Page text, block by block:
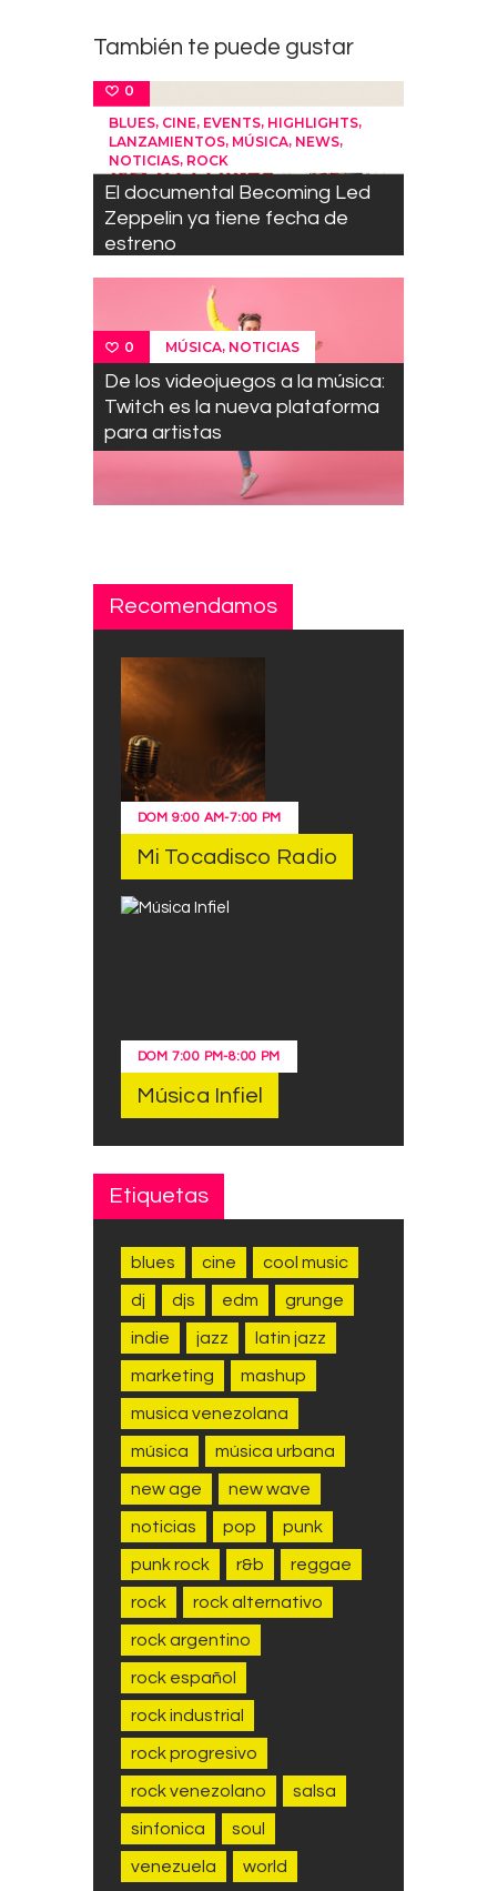
También te puede gustar
0
BLUES, CINE, EVENTS, HIGHLIGHTS,
LANZAMIENTOS, MÚSICA, NEWS,
NOTICIAS, ROCK
El documental Becoming Led
Zeppelin ya tiene fecha de
estreno
0 MÚSICA, NOTICIAS
De los videojuegos a la música:
Twitch es la nueva plataforma
para artistas
Recomendamos
DOM 9:00 AM-7:00 PM
Mi Tocadisco Radio
DOM 7:00 PM-8:00 PM
Música Infiel
Etiquetas
blues cine cool music
dj djs edm grunge
indie jazz latin jazz
marketing mashup
musica venezolana
música música urbana
new age new wave
noticias pop punk
punk rock r&b reggae
rock rock alternativo
rock argentino
rock español
rock industrial
rock progresivo
rock venezolano salsa
sinfonica soul
venezuela world